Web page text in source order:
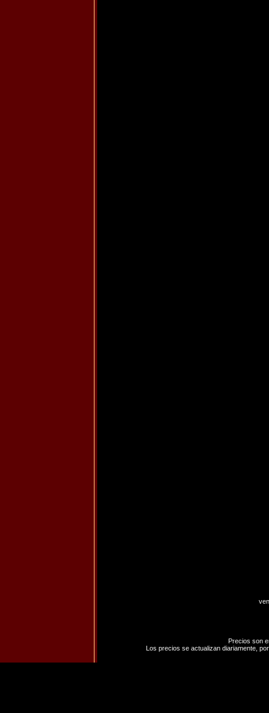
Precios son
Los precios se actualizan diariamente,